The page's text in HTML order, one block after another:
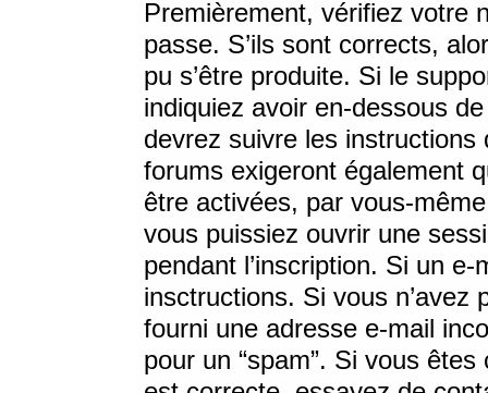
Premièrement, vérifiez votre
passe. S’ils sont corrects,
pu s’être produite. Si le
indiquiez avoir en-dessous
devrez suivre les
forums exigeront également
être activées, par vous-
vous puissiez ouvrir une
pendant l’inscription. Si un
insctructions. Si vous n’avez
fourni une adresse e-mail
pour un “spam”. Si vous